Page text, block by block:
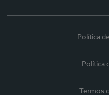
Política
Política
Termos